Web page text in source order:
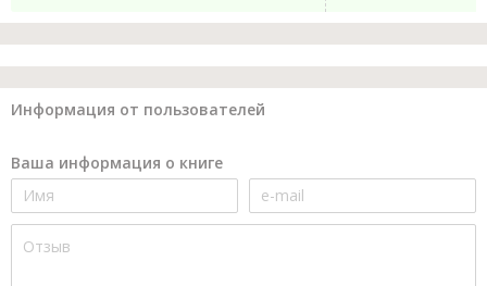
Информация от пользователей
Ваша информация о книге